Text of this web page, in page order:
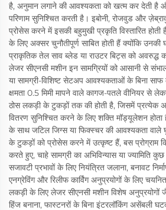
है, अनुमान लगाने की आवश्यकता को खत्म कर देती है
परिणाम सुनिश्चित करती है। इबोनी, रोजवुड और
प्रोसेस करने में इसकी बहुमुखी प्रकृति विस्तारित होती
के लिए अक्सर चुनौतीपूर्ण साबित होती हैं क्योंकि उनकी
प्राकृतिक तेल साव ब्लेड या राउटर बिट्स को
लेजर सीएनसी मशीन इन सामग्रियों को आसानी से
या सामग्री-विशिष्ट सेटअप आवश्यकताओं के बिना साफ
क्षमता 0.5 मिमी मापने वाले कागज-पतले वीनियर से
ठोस लकड़ी के टुकड़ों तक की होती है, जिसमें प्रत्येक
वितरण सुनिश्चित करने के लिए शक्ति मॉड्यूलेशन होता
के साथ जटिल जिग्स या फिक्स्चर की आवश्यकता वाले
के टुकड़ों को प्रोसेस करने में उत्कृष्ट हैं, बस प्रोग्राम
करते हुए, चाहे सामग्री का अभिविन्यास या ज्यामिति
सजावटी प्रभावों के लिए नियंत्रित जलाना, बनावट
एनग्रेविंग और रिलीफ कार्विंग अनुप्रयोगों के लिए
लकड़ी के लिए लेजर सीएनसी मशीन विशेष अनुप्रयोगों
हिंज बनाना, फास्टनरों के बिना इंटरलॉकिंग असेंबली